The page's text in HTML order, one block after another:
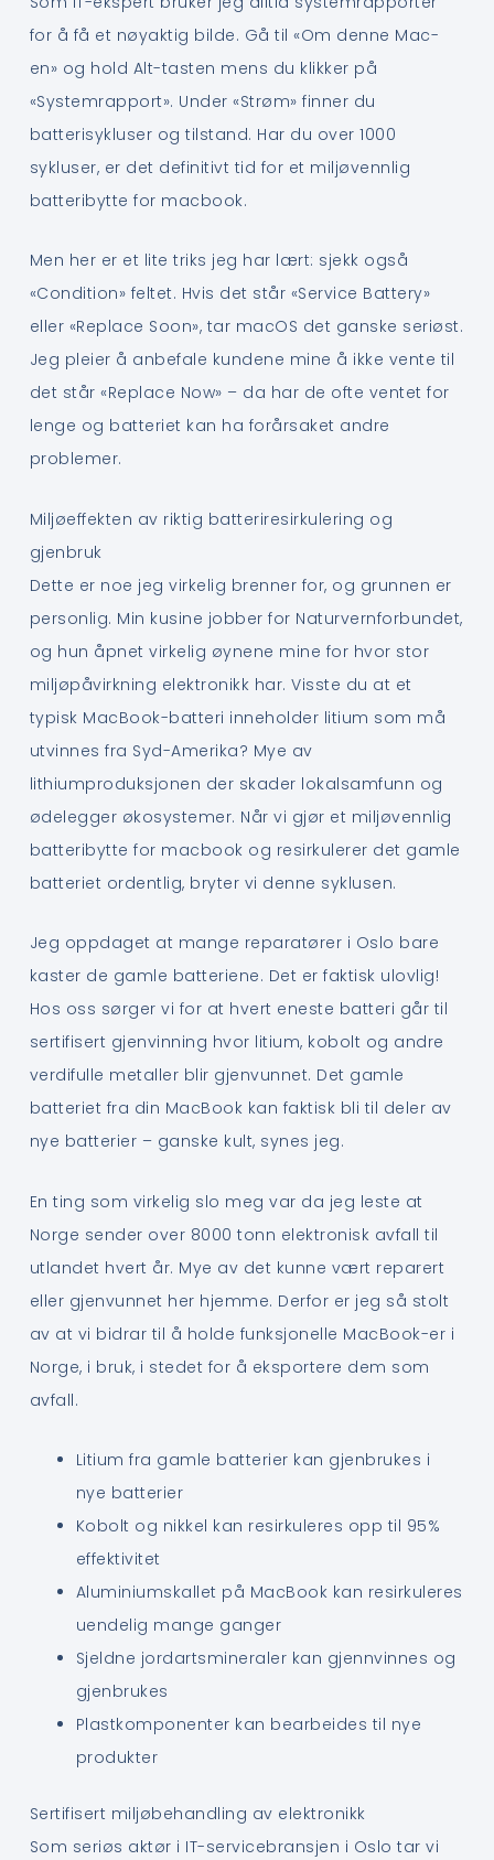
for å få et nøyaktig bilde. Gå til «Om denne Mac-
en» og hold Alt-tasten mens du klikker på
«Systemrapport». Under «Strøm» finner du
batterisykluser og tilstand. Har du over 1000
sykluser, er det definitivt tid for et miljøvennlig
batteribytte for macbook.
Men her er et lite triks jeg har lært: sjekk også
«Condition» feltet. Hvis det står «Service Battery»
eller «Replace Soon», tar macOS det ganske seriøst.
Jeg pleier å anbefale kundene mine å ikke vente til
det står «Replace Now» – da har de ofte ventet for
lenge og batteriet kan ha forårsaket andre
problemer.
Miljøeffekten av riktig batteriresirkulering og
gjenbruk
Dette er noe jeg virkelig brenner for, og grunnen er
personlig. Min kusine jobber for Naturvernforbundet,
og hun åpnet virkelig øynene mine for hvor stor
miljøpåvirkning elektronikk har. Visste du at et
typisk MacBook-batteri inneholder litium som må
utvinnes fra Syd-Amerika? Mye av
lithiumproduksjonen der skader lokalsamfunn og
ødelegger økosystemer. Når vi gjør et miljøvennlig
batteribytte for macbook og resirkulerer det gamle
batteriet ordentlig, bryter vi denne syklusen.
Jeg oppdaget at mange reparatører i Oslo bare
kaster de gamle batteriene. Det er faktisk ulovlig!
Hos oss sørger vi for at hvert eneste batteri går til
sertifisert gjenvinning hvor litium, kobolt og andre
verdifulle metaller blir gjenvunnet. Det gamle
batteriet fra din MacBook kan faktisk bli til deler av
nye batterier – ganske kult, synes jeg.
En ting som virkelig slo meg var da jeg leste at
Norge sender over 8000 tonn elektronisk avfall til
utlandet hvert år. Mye av det kunne vært reparert
eller gjenvunnet her hjemme. Derfor er jeg så stolt
av at vi bidrar til å holde funksjonelle MacBook-er i
Norge, i bruk, i stedet for å eksportere dem som
avfall.
Litium fra gamle batterier kan gjenbrukes i
nye batterier
Kobolt og nikkel kan resirkuleres opp til 95%
effektivitet
Aluminiumskallet på MacBook kan resirkuleres
uendelig mange ganger
Sjeldne jordartsmineraler kan gjennvinnes og
gjenbrukes
Plastkomponenter kan bearbeides til nye
produkter
Sertifisert miljøbehandling av elektronikk
Som seriøs aktør i IT-servicebransjen i Oslo tar vi